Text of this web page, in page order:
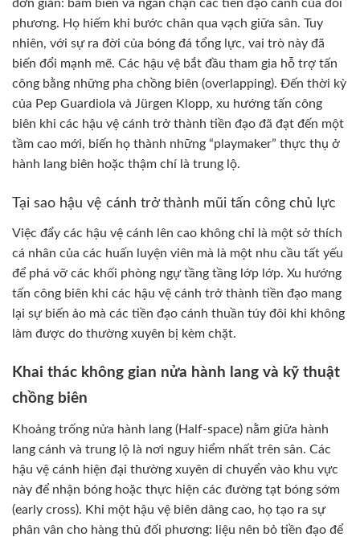
đơn giản: bám biên và ngăn chặn các tiền đạo cánh của đối
phương. Họ hiếm khi bước chân qua vạch giữa sân. Tuy
nhiên, với sự ra đời của bóng đá tổng lực, vai trò này đã
biến đổi mạnh mẽ. Các hậu vệ bắt đầu tham gia hỗ trợ tấn
công bằng những pha chồng biên (overlapping). Đến thời kỳ
của Pep Guardiola và Jürgen Klopp, xu hướng tấn công
biên khi các hậu vệ cánh trở thành tiền đạo đã đạt đến một
tầm cao mới, biến họ thành những “playmaker” thực thụ ở
hành lang biên hoặc thậm chí là trung lộ.
Tại sao hậu vệ cánh trở thành mũi tấn công chủ lực
Việc đẩy các hậu vệ cánh lên cao không chỉ là một sở thích
cá nhân của các huấn luyện viên mà là một nhu cầu tất yếu
để phá vỡ các khối phòng ngự tầng tầng lớp lớp. Xu hướng
tấn công biên khi các hậu vệ cánh trở thành tiền đạo mang
lại sự biến ảo mà các tiền đạo cánh thuần túy đôi khi không
làm được do thường xuyên bị kèm chặt.
Khai thác không gian nửa hành lang và kỹ thuật
chồng biên
Khoảng trống nửa hành lang (Half-space) nằm giữa hành
lang cánh và trung lộ là nơi nguy hiểm nhất trên sân. Các
hậu vệ cánh hiện đại thường xuyên di chuyển vào khu vực
này để nhận bóng hoặc thực hiện các đường tạt bóng sớm
(early cross). Khi một hậu vệ biên dâng cao, họ tạo ra sự
phân vân cho hàng thủ đối phương: liệu nên bỏ tiền đạo để